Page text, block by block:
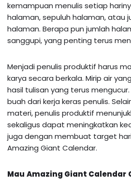
kemampuan menulis setiap
halaman, sepuluh halaman, atau
halaman. Berapa pun jumlah
sanggupi, yang penting terus
Menjadi penulis produktif harus
karya secara berkala. Mirip air
hasil tulisan yang terus
buah dari kerja keras penulis.
materi, penulis produktif
sekaligus dapat meningkatkan
juga dengan membuat target
Amazing Giant Calendar.
Mau Amazing Giant Calendar